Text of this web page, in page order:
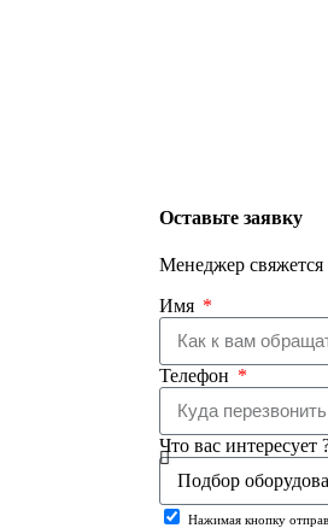
Оставьте заявку
Менеджер свяжется
Имя
Телефон
Что вас интересует
Нажимая кнопку